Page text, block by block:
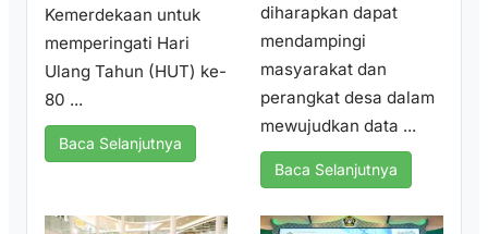
Kemerdekaan untuk
memperingati Hari
Ulang Tahun (HUT) ke-
80 ...
Baca Selanjutnya
diharapkan dapat
mendampingi
masyarakat dan
perangkat desa dalam
mewujudkan data ...
Baca Selanjutnya